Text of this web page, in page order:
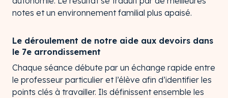
notes et un environnement familial plus apaisé.
Le déroulement de notre aide aux devoirs dans
le 7e arrondissement
Chaque séance débute par un échange rapide entre
le professeur particulier et l’élève afin d’identifier les
points clés à travailler. Ils définissent ensemble les